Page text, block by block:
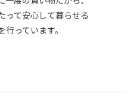
って安心して暮らせる
っています。